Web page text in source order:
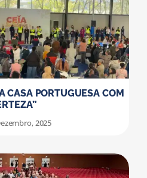
CASA PORTUGUESA COM
2025